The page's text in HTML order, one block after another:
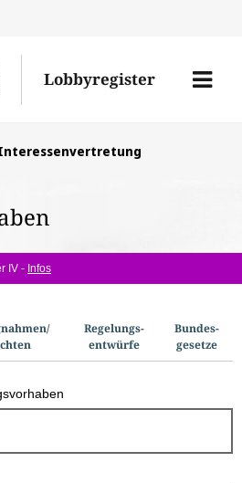
den
Lobbyregister
Menü
IV - Infos
Regelungs­
entwürfe
Bundes­
gesetze